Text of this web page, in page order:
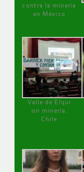
contra la minería
en México
Valle de Elqui
sin minería.
Chile